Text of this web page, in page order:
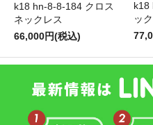
k18 hn-8-8-184 クロス
ネックレス
66,000円(税込)
k18
ッ